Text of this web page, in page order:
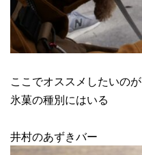
ここでオススメしたいのが
氷菓の種別にはいる
井村のあずきバー